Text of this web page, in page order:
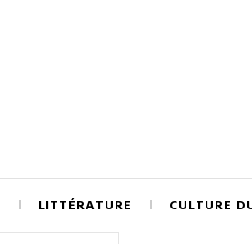
LITTÉRATURE CULTURE